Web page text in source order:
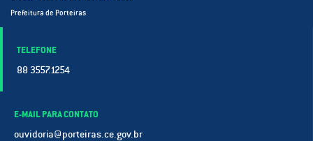
Prefeitura de Porteiras
TELEFONE
88 3557.1254
E-MAIL PARA CONTATO
ouvidoria@porteiras.ce.gov.br